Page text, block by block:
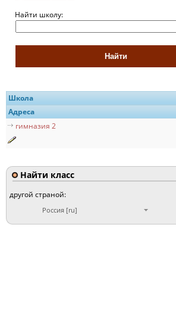
Найти школу:
Школа
Адреса
гимназия 2
Найти класс
другой страной:
Россия [ru]